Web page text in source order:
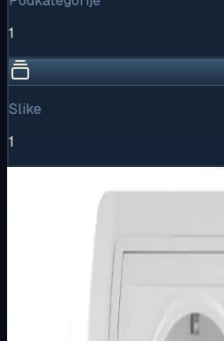
1
Slike
1
Kliknite za detaljniji pregled slike